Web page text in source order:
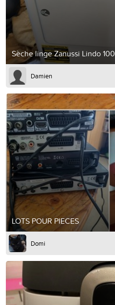
Sèche linge Zanussi Lindo 100
Damien
LOTS POUR PIECES
Domi